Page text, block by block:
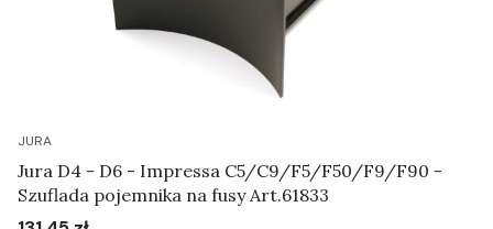
JURA
Jura D4 - D6 - Impressa C5/C9/F5/F50/F9/F90 -
Szuflada pojemnika na fusy Art.61833